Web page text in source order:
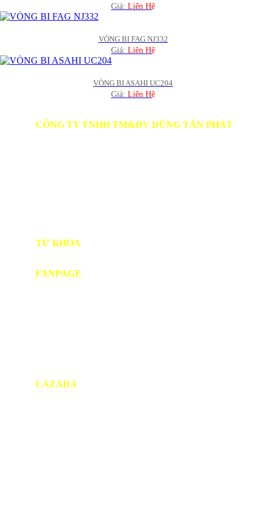
Giá: Liên Hệ
VÒNG BI FAG NJ332
Giá: Liên Hệ
VÒNG BI ASAHI UC204
Giá: Liên Hệ
CÔNG TY TNHH TM&DV DŨNG TẤN PHÁT
TỪ KHÓA
FANPAGE
LAZADA
Cửa Hàng Trên LAZADA